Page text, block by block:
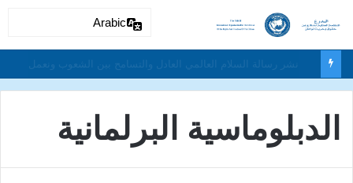
دون تمييز بسبب العرق او الجنس أو اللغة أو الدين وتفعيل لغة الحوار والتعايش السلمي ونبذ العنف والتطرف والتمييز العنصري
الدبلوماسية البرلمانية
Arabic